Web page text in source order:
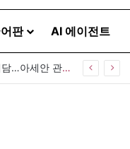
판 AI 에이전트
[아시아라운드업 20260807] 미얀마 대통령, 태국과 정상회담…아세안 관계개선 모색